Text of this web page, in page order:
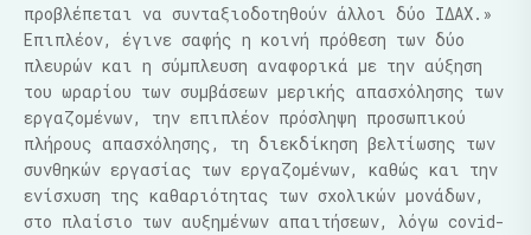
προβλέπεται να συνταξιοδοτηθούν άλλοι δύο ΙΔΑΧ.»
Επιπλέον, έγινε σαφής η κοινή πρόθεση των δύο
πλευρών και η σύμπλευση αναφορικά με την αύξηση
του ωραρίου των συμβάσεων μερικής απασχόλησης των
εργαζομένων, την επιπλέον πρόσληψη προσωπικού
πλήρους απασχόλησης, τη διεκδίκηση βελτίωσης των
συνθηκών εργασίας των εργαζομένων, καθώς και την
ενίσχυση της καθαριότητας των σχολικών μονάδων,
στο πλαίσιο των αυξημένων απαιτήσεων, λόγω covid-